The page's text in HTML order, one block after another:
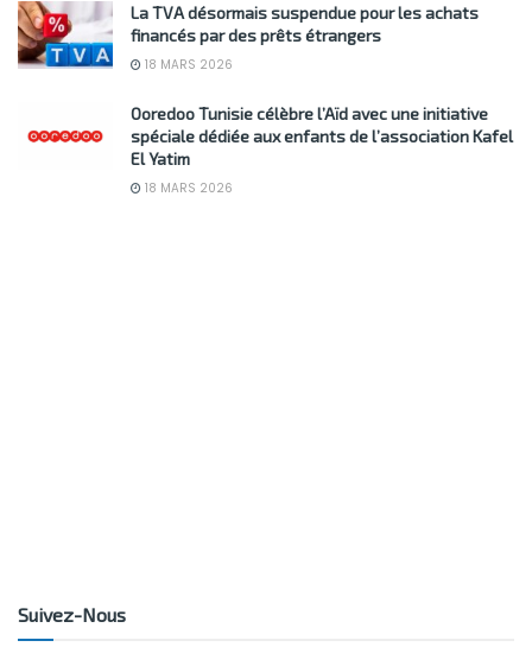
La TVA désormais suspendue pour les achats
financés par des prêts étrangers
18 MARS 2026
Ooredoo Tunisie célèbre l’Aïd avec une initiative
spéciale dédiée aux enfants de l’association Kafel
El Yatim
18 MARS 2026
Suivez-Nous